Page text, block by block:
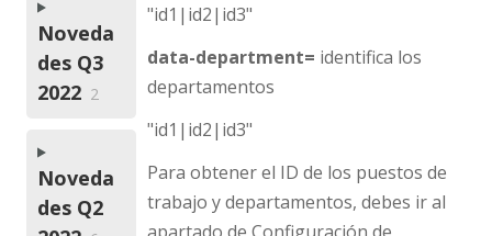
"id1|id2|id3"
data-department= identifica los
departamentos
"id1|id2|id3"
Para obtener el ID de los puestos de
trabajo y departamentos, debes ir al
Noveda
des Q3
2022 2
Noveda
des Q2